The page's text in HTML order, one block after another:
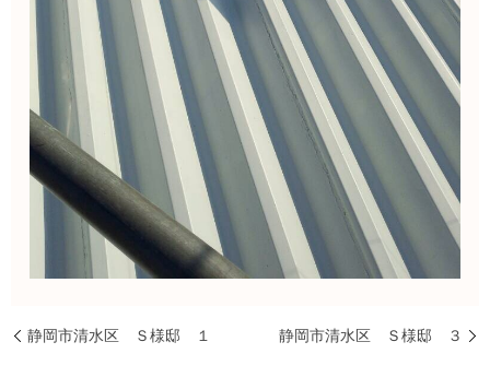
静岡市清水区 Ｓ様邸 １ 静岡市清水区 Ｓ様邸 ３